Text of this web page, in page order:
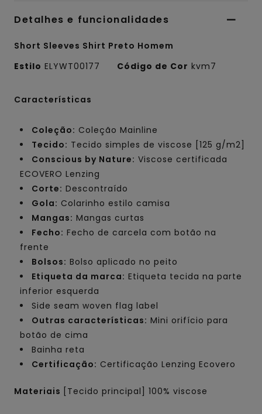
Detalhes e funcionalidades
Short Sleeves Shirt Preto Homem
Estilo ELYWT00177 Código de Cor kvm7
Características
Coleção: Coleção Mainline
Tecido: Tecido simples de viscose [125 g/m2]
Conscious by Nature: Viscose certificada
ECOVERO Lenzing
Corte: Descontraído
Gola: Colarinho estilo camisa
Mangas: Mangas curtas
Fecho: Fecho de carcela com botão na
frente
Bolsos: Bolso aplicado no peito
Etiqueta da marca: Etiqueta tecida na parte
inferior esquerda
Side seam woven flag label
Outras características: Mini orifício para
botão de cima
Bainha reta
Certificação: Certificação Lenzing Ecovero
Materiais [Tecido principal] 100% viscose